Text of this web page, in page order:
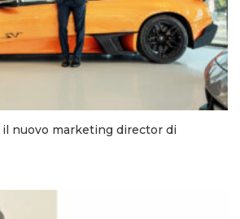
il nuovo marketing director di